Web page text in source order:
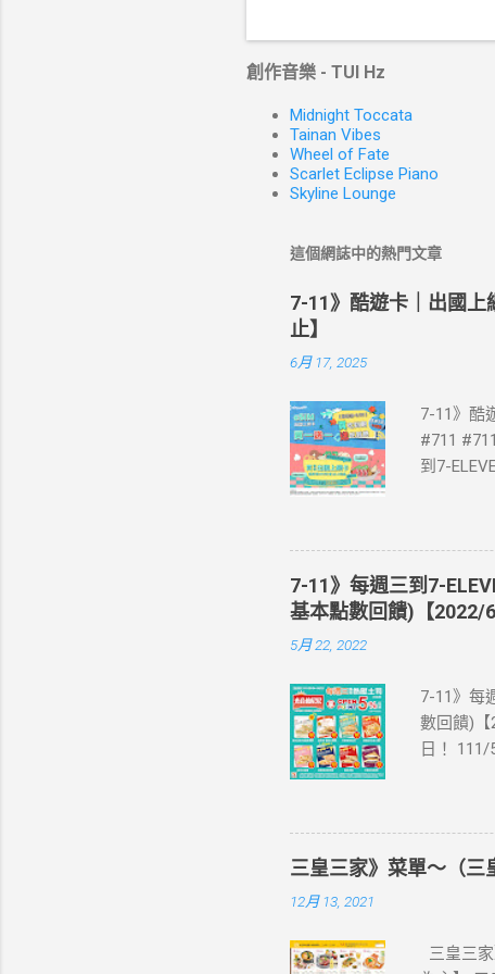
創作音樂 - TUI Hz
Midnight Toccata
Tainan Vibes
Wheel of Fate
Scarlet Eclipse Piano
Skyline Lounge
這個網誌中的熱門文章
7-11》酷遊卡｜出國
止】
6月 17, 2025
7-11》酷
#711
到7-
站登錄
📣 再也
·活動詳
教學】
eSIM適
裝置是否
示您的手
1.iPhone
7.iPhone
1.Pixel 7
4a(5G)
7-11》每週三到7-
基本點數回饋)【2022/
5月 22, 2022
7-11》每
數回饋)
日！ 111/
編推薦
評回購 注
為準。 2.
icash恕
三皇三家》菜單～（三
12月 13, 2021
三皇三